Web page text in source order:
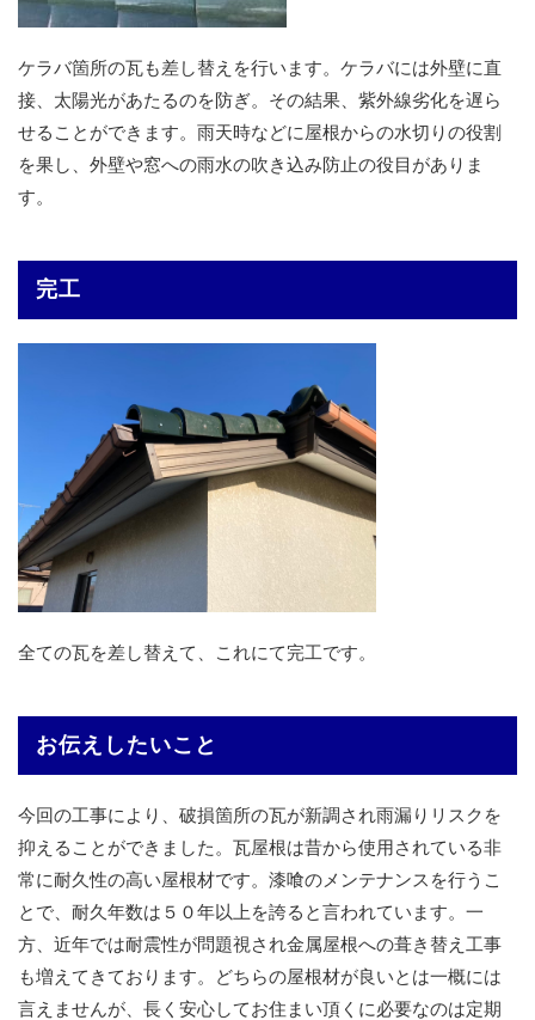
ケラバ箇所の瓦も差し替えを行います。ケラバには外壁に直
接、太陽光があたるのを防ぎ。その結果、紫外線劣化を遅ら
せることができます。雨天時などに屋根からの水切りの役割
を果し、外壁や窓への雨水の吹き込み防止の役目がありま
す。
完工
全ての瓦を差し替えて、これにて完工です。
お伝えしたいこと
今回の工事により、破損箇所の瓦が新調され雨漏りリスクを
抑えることができました。瓦屋根は昔から使用されている非
常に耐久性の高い屋根材です。漆喰のメンテナンスを行うこ
とで、耐久年数は５０年以上を誇ると言われています。一
方、近年では耐震性が問題視され金属屋根への葺き替え工事
も増えてきております。どちらの屋根材が良いとは一概には
言えませんが、長く安心してお住まい頂くに必要なのは定期